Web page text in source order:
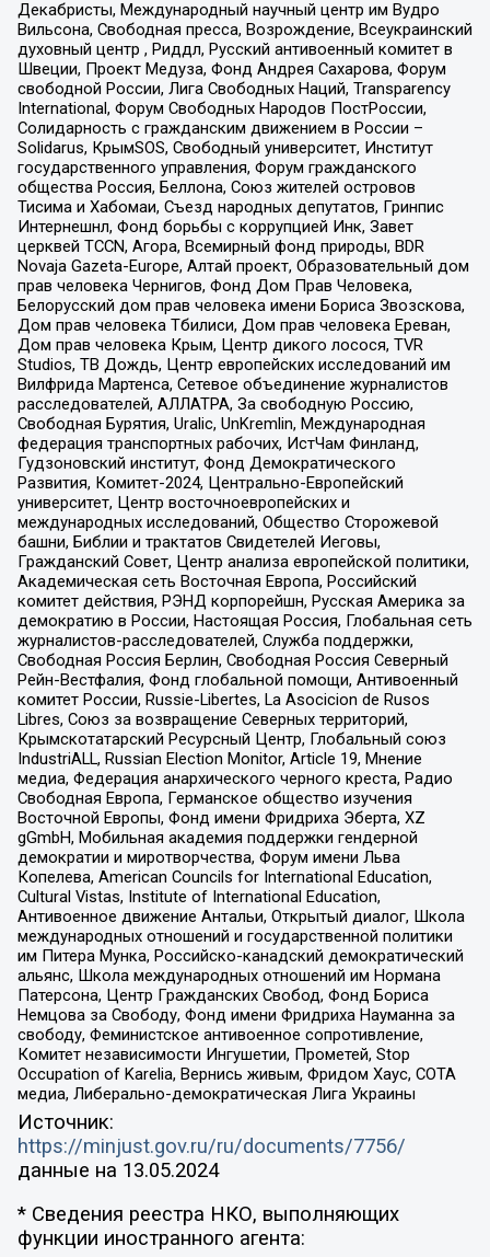
Декабристы, Международный научный центр им Вудро
Вильсона, Свободная пресса, Возрождение, Всеукраинский
духовный центр , Риддл, Русский антивоенный комитет в
Швеции, Проект Медуза, Фонд Андрея Сахарова, Форум
свободной России, Лига Свободных Наций, Transparеncy
International, Форум Свободных Народов ПостРоссии,
Солидарность с гражданским движением в России –
Solidarus, КрымSOS, Свободный университет, Институт
государственного управления, Форум гражданского
общества Россия, Беллона, Союз жителей островов
Тисима и Хабомаи, Съезд народных депутатов, Гринпис
Интернешнл, Фонд борьбы с коррупцией Инк, Завет
церквей TCCN, Агора, Всемирный фонд природы, BDR
Novaja Gazeta-Europe, Алтай проект, Образовательный дом
прав человека Чернигов, Фонд Дом Прав Человека,
Белорусский дом прав человека имени Бориса Звозскова,
Дом прав человека Тбилиси, Дом прав человека Ереван,
Дом прав человека Крым, Центр дикого лосося, TVR
Studios, ТВ Дождь, Центр европейских исследований им
Вилфрида Мартенса, Сетевое объединение журналистов
расследователей, АЛЛАТРА, За свободную Россию,
Свободная Бурятия, Uralic, UnKremlin, Международная
федерация транспортных рабочих, ИстЧам Финланд,
Гудзоновский институт, Фонд Демократического
Развития, Комитет-2024, Центрально-Европейский
университет, Центр восточноевропейских и
международных исследований, Общество Сторожевой
башни, Библии и трактатов Свидетелей Иеговы,
Гражданский Совет, Центр анализа европейской политики,
Академическая сеть Восточная Европа, Российский
комитет действия, РЭНД корпорейшн, Русская Америка за
демократию в России, Настоящая Россия, Глобальная сеть
журналистов-расследователей, Служба поддержки,
Свободная Россия Берлин, Свободная Россия Северный
Рейн-Вестфалия, Фонд глобальной помощи, Антивоенный
комитет России, Russie-Libertes, La Asocicion de Rusos
Libres, Союз за возвращение Северных территорий,
Крымскотатарский Ресурсный Центр, Глобальный союз
IndustriALL, Russian Election Monitor, Article 19, Мнение
медиа, Федерация анархического черного креста, Радио
Свободная Европа, Германское общество изучения
Восточной Европы, Фонд имени Фридриха Эберта, XZ
gGmbH, Мобильная академия поддержки гендерной
демократии и миротворчества, Форум имени Льва
Копелева, American Councils for International Education,
Cultural Vistas, Institute of International Education,
Антивоенное движение Антальи, Открытый диалог, Школа
международных отношений и государственной политики
им Питера Мунка, Российско-канадский демократический
альянс, Школа международных отношений им Нормана
Патерсона, Центр Гражданских Свобод, Фонд Бориса
Немцова за Свободу, Фонд имени Фридриха Науманна за
свободу, Феминистское антивоенное сопротивление,
Комитет независимости Ингушетии, Прометей, Stop
Occupation of Karelia, Вернись живым, Фридом Хаус, СОТА
медиа, Либерально-демократическая Лига Украины
Источник:
https://minjust.gov.ru/ru/documents/7756/
данные на 13.05.2024
* Сведения реестра НКО, выполняющих
функции иностранного агента: